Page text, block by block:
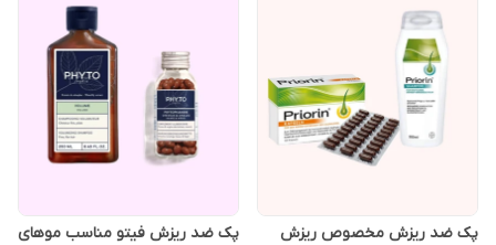
پک ضد ریزش مخصوص ریزش
پک ضد ریزش فیتو مناسب موهای